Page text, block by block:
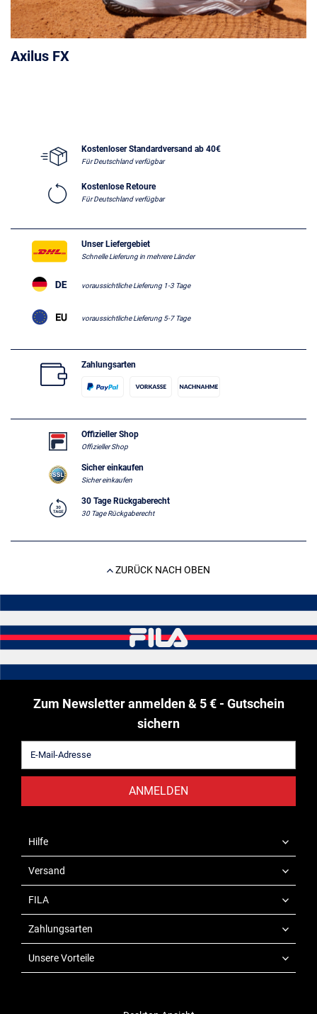
Axilus FX
Kostenloser Standardversand ab 40€
Für Deutschland verfügbar
Kostenlose Retoure
Für Deutschland verfügbar
Unser Liefergebiet
Schnelle Lieferung in mehrere Länder
voraussichtliche Lieferung 1-3 Tage
voraussichtliche Lieferung 5-7 Tage
Zahlungsarten
Offizieller Shop
Offizieller Shop
Sicher einkaufen
Sicher einkaufen
30 Tage Rückgaberecht
30 Tage Rückgaberecht
ZURÜCK NACH OBEN
Zum Newsletter anmelden & 5 € - Gutschein
sichern
ANMELDEN
Hilfe
Versand
FILA
Zahlungsarten
Unsere Vorteile